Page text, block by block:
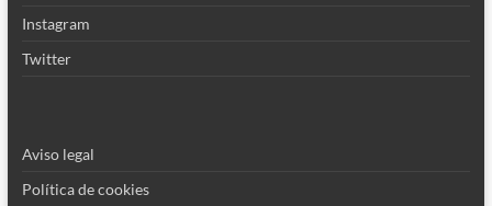
Instagram
Twitter
Aviso legal
Política de cookies